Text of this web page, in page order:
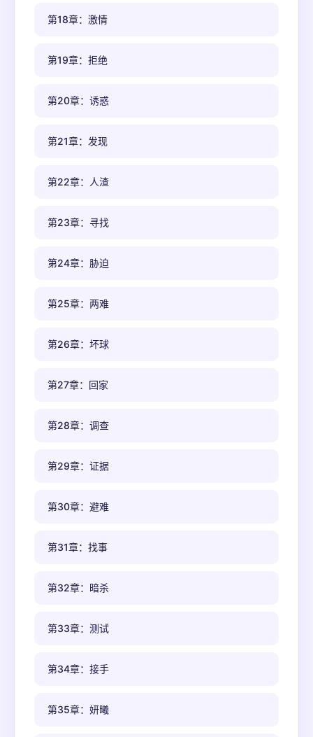
第18章：激情
第19章：拒绝
第20章：诱惑
第21章：发现
第22章：人渣
第23章：寻找
第24章：胁迫
第25章：两难
第26章：坏球
第27章：回家
第28章：调查
第29章：证据
第30章：避难
第31章：找事
第32章：暗杀
第33章：测试
第34章：接手
第35章：妍曦